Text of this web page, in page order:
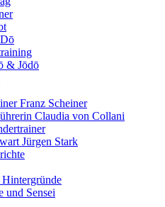
& Jōdō
Franz Scheiner
Claudia von Collani
Jürgen Stark
und Sensei